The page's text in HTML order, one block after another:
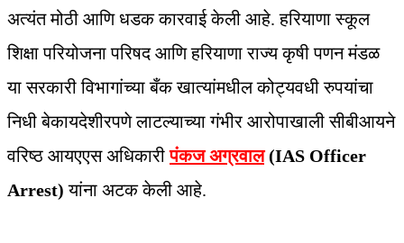
अत्यंत मोठी आणि धडक कारवाई केली आहे. हरियाणा स्कूल
शिक्षा परियोजना परिषद आणि हरियाणा राज्य कृषी पणन मंडळ
या सरकारी विभागांच्या बँक खात्यांमधील कोट्यवधी रुपयांचा
निधी बेकायदेशीरपणे लाटल्याच्या गंभीर आरोपाखाली सीबीआयने
वरिष्ठ आयएएस अधिकारीपंकज अग्रवाल (IAS Officer
Arrest) यांना अटक केली आहे.